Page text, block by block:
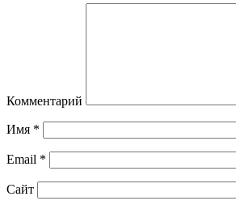
Комментарий
Имя *
Email *
Сайт